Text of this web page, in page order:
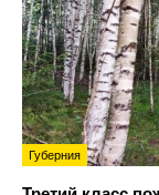
Губерния